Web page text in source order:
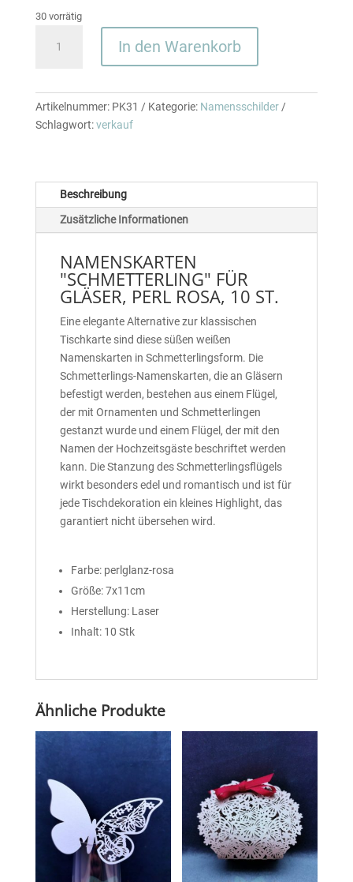
30 vorrätig
NAMENSKARTEN
"SCHMETTERLING"
PERL
ROSA,
In den Warenkorb
Artikelnummer: PK31 Kategorie: Namensschilder
Schlagwort:verkauf
Beschreibung
Zusätzliche Informationen
NAMENSKARTEN
"SCHMETTERLING" FÜR
GLÄSER, PERL ROSA, 10 ST.
Eine elegante Alternative zur klassischen
Tischkarte sind diese süßen weißen
Namenskarten in Schmetterlingsform. Die
Schmetterlings-Namenskarten, die an Gläsern
befestigt werden, bestehen aus einem Flügel,
der mit Ornamenten und Schmetterlingen
gestanzt wurde und einem Flügel, der mit den
Namen der Hochzeitsgäste beschriftet werden
kann. Die Stanzung des Schmetterlingsflügels
wirkt besonders edel und romantisch und ist für
jede Tischdekoration ein kleines Highlight, das
garantiert nicht übersehen wird.
Farbe: perlglanz-rosa
Größe: 7x11cm
Herstellung: Laser
Inhalt: 10 Stk
Ähnliche Produkte